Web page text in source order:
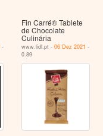
-
Fin Carré® Tablete
de Chocolate
Culinária
www.lidl.pt -06 Dez 2021 -
0.89